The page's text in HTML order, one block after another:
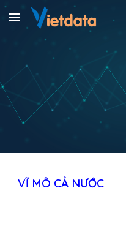
Skip to main content
VĨ MÔ CẢ NƯỚC